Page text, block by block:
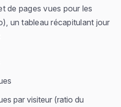
de pages vues pour les
un tableau récapitulant jour
par visiteur (ratio du